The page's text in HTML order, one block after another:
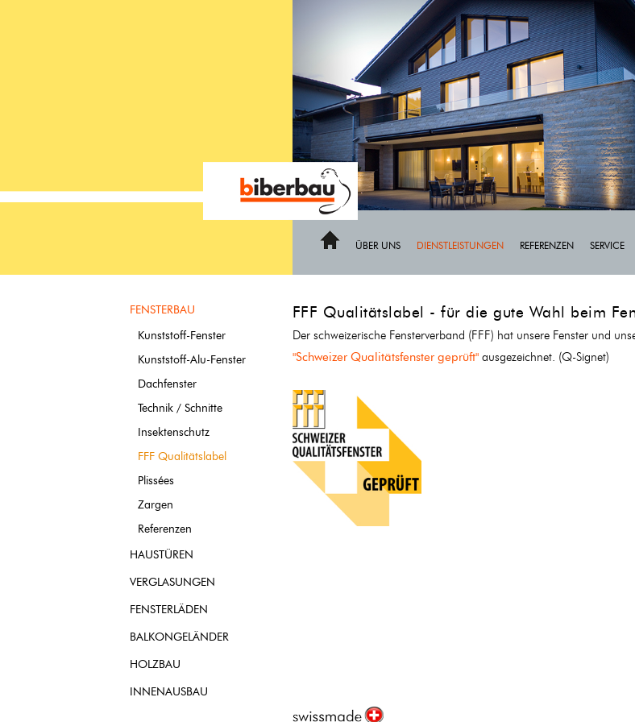
Home ÜBER UNS DIENSTLEISTUNGEN REFERENZEN SERVICE
FENSTERBAU
Kunststoff-Fenster
Kunststoff-Alu-Fenster
Dachfenster
Technik / Schnitte
Insektenschutz
FFF Qualitätslabel
Plissées
Zargen
Referenzen
HAUSTÜREN
VERGLASUNGEN
FENSTERLÄDEN
BALKONGELÄNDER
HOLZBAU
INNENAUSBAU
FFF Qualitätslabel - für die gute Wahl beim
Der schweizerische Fensterverband (FFF) hat unsere Fenster und
"Schweizer Qualitätsfenster geprüft"ausgezeichnet. (Q-Signet)